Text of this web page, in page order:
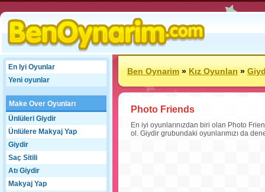
En Iyi Oyunlar
Yeni oyunlar
Make Over Oyunları
Ünlüleri Giydir
Ünlülere Makyaj Yap
Giydir
Saç Sitili
Atı Giydir
Makyaj Yap
Ben Oynarim»Kız Oyunları»
Photo Friends
En iyi oyunlarınızdan biri olan Photo
ol. Giydir grubundaki oyunlarımızı da